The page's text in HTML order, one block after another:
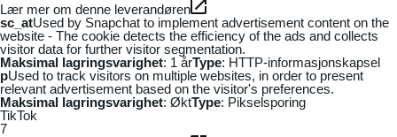
Lær mer om denne leverandøren
sc_atUsed by Snapchat to implement advertisement content on the
website - The cookie detects the efficiency of the ads and collects
visitor data for further visitor segmentation.
Maksimal lagringsvarighet: 1 årType: HTTP-informasjonskapsel
pUsed to track visitors on multiple websites, in order to present
relevant advertisement based on the visitor's preferences.
Maksimal lagringsvarighet: ØktType: Pikselsporing
TikTok
7